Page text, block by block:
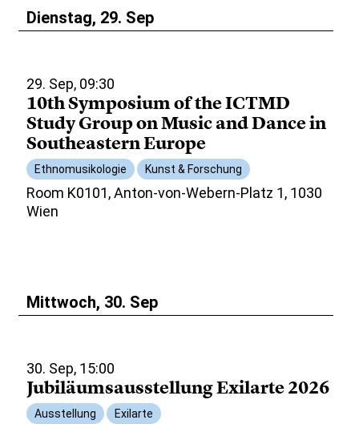
Dienstag, 29. Sep
29. Sep, 09:30
10th Symposium of the ICTMD
Study Group on Music and Dance in
Southeastern Europe
Ethnomusikologie Kunst & Forschung
Room K0101, Anton-von-Webern-Platz 1, 1030
Wien
Mittwoch, 30. Sep
30. Sep, 15:00
Jubiläumsausstellung Exilarte 2026
Ausstellung Exilarte